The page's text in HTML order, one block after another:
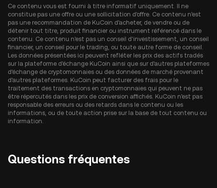
Ce contenu vous est fourni à titre informatif uniquement. Il ne
constitue pas une offre ou une sollicitation d'offre. Ce contenu n'est
pas une recommandation de KuCoin d'acheter, de vendre ou de
détenir tout titre, produit financier ou instrument référencé dans le
contenu. Ce contenu n'est pas un conseil d'investissement, un conseil
financier, un conseil pour le trading, ou toute autre forme de conseil.
Les données présentées ici peuvent refléter les prix des actifs tradés
sur la plateforme d'échange KuCoin ainsi que sur d'autres plateformes
d'échange de cryptomonnaies ou des données de marché provenant
d'autres plateformes. KuCoin peut facturer des frais pour le
traitement des transactions en cryptomonnaies qui peuvent ne pas
être répercutés dans les prix de conversion affichés. KuCoin n'est pas
responsable des erreurs ou des retards dans le contenu ou les
informations, ou de toute action prise sur la base de tout contenu ou
information.
Questions fréquentes